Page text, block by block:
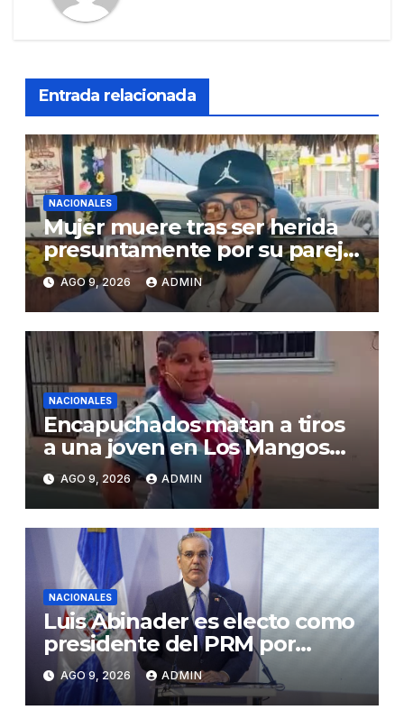
Entrada relacionada
NACIONALES
Mujer muere tras ser herida
presuntamente por su pareja
en Montecristi
AGO 9, 2026 ADMIN
NACIONALES
Encapuchados matan a tiros
a una joven en Los Mangos
de Salcedo
AGO 9, 2026 ADMIN
NACIONALES
Luis Abinader es electo como
presidente del PRM por
cuatro años
AGO 9, 2026 ADMIN